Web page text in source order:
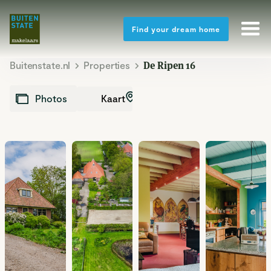
Find your dream home
Buitenstate.nl Properties De Ripen 16
Photos Kaart